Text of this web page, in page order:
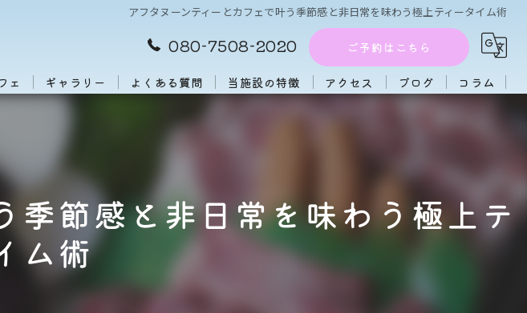
アフタヌーンティーとカフェで叶う季節感と非日常を味わう極上ティータイム術
080-7508-2020 ご予約はこちら
ェ ギャラリー よくある質問 当施設の特徴
団体
アクセス ブログ コラム
季節感と非日常を味わう極上テ
ム術